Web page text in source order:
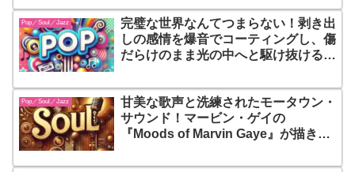
シンフォニー
Pop／Soul／Jazz
完璧な世界なんてつまらない！剥き出
しの感情を爆音でコーティングし、傷
だらけのまま光の中へと駆け抜ける！
りの笑顔を脱ぎ捨てて自分を愛するた
めの、最も騒がしくて美しい処方箋だ
Pop／Soul／Jazz
甘美な歌声と洗練されたモータウン・
サウンド！マービン・ゲイの
『Moods of Marvin Gaye』が描き出